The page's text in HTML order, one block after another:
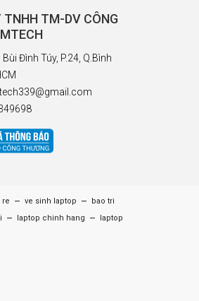
TNHH TM-DV CÔNG
Bùi Đình Túy, P.24, Q.Bình
re – ve sinh laptop –
bao tri
– laptop chinh hang –
laptop